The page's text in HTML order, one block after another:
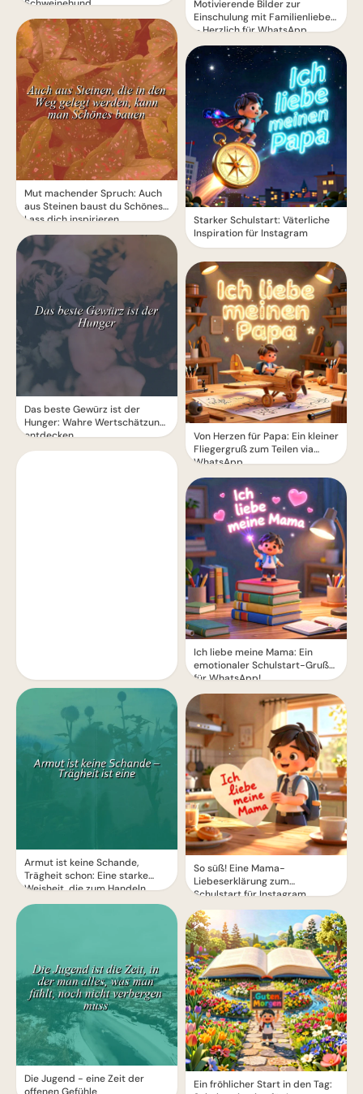
Schweinehund
Mut machender Spruch: Auch
aus Steinen baust du Schönes!
Lass dich inspirieren.
Das beste Gewürz ist der
Hunger: Wahre Wertschätzung
entdecken
Armut ist keine Schande,
Trägheit schon: Eine starke
Weisheit, die zum Handeln
motiviert
Die Jugend - eine Zeit der
Motivierende Bilder zur
Einschulung mit Familienliebe
– Herzlich für WhatsApp
Starker Schulstart: Väterliche
Inspiration für Instagram
Von Herzen für Papa: Ein kleiner
Fliegergruß zum Teilen via
WhatsApp
Ich liebe meine Mama: Ein
emotionaler Schulstart-Gruß
für WhatsApp!
So süß! Eine Mama-
Liebeserklärung zum
Schulstart für Instagram
Ein fröhlicher Start in den Tag: